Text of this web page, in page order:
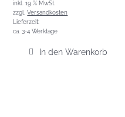
inkl. 19 % MwSt.
zzgl.Versandkosten
Lieferzeit:
ca. 3-4 Werktage
In den Warenkorb